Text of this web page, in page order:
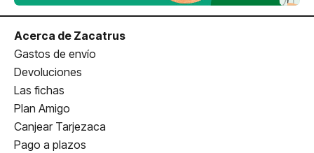
Acerca de Zacatrus
Gastos de envío
Devoluciones
Las fichas
Plan Amigo
Canjear Tarjezaca
Pago a plazos